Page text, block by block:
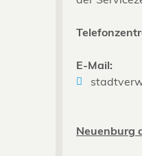
E-Mail:
Neuenburg